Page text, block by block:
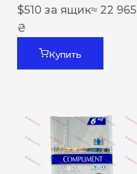
$510 за ящик≈ 22 965
₴
Купить